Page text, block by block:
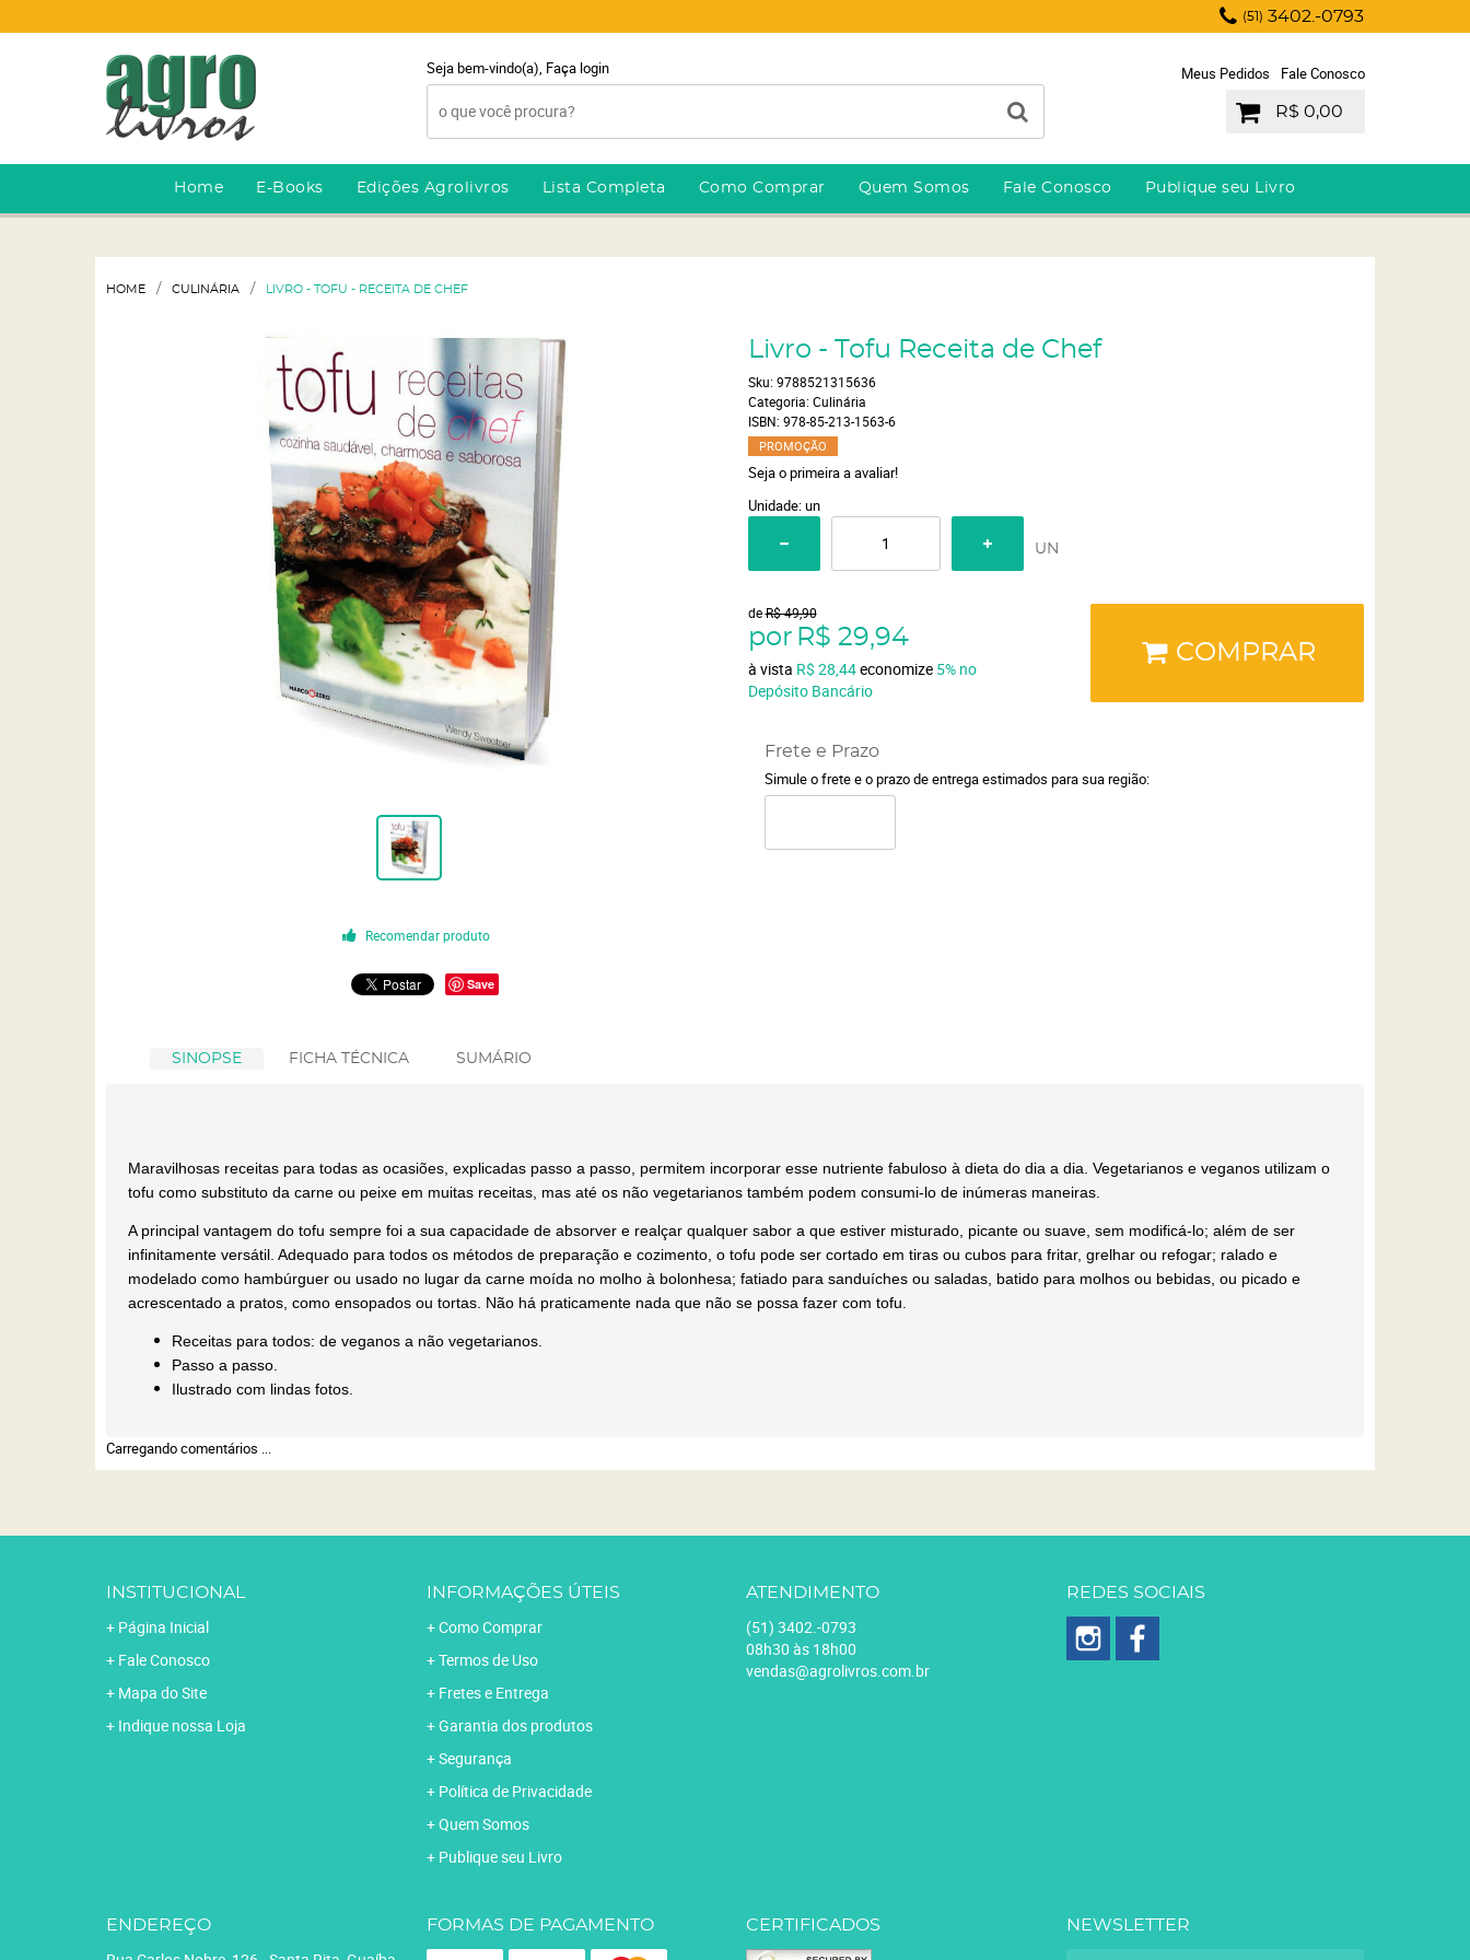
(51) 3402.-0793
Seja bem-vindo(a), Faça login Meus Pedidos Fale Conosco
R$ 0,00
Home E-Books Edições Agrolivros Lista Completa Como Comprar Quem Somos Fale Conosco Publique seu Livro
HOME CULINÁRIA LIVRO - TOFU - RECEITA DE CHEF
Recomendar produto
Save
Livro - Tofu Receita de Chef
Sku: 9788521315636
Categoria: Culinária
ISBN: 978-85-213-1563-6
PROMOÇÃO
Seja o primeira a avaliar!
Unidade: un
UN
deR$ 49,90
por R$ 29,94
à vista R$ 28,44economize 5% no
Depósito Bancário
COMPRAR
Frete e Prazo
Simule o frete e o prazo de entrega estimados para sua região:
SINOPSE FICHA TÉCNICA SUMÁRIO
Maravilhosas receitas para todas as ocasiões, explicadas passo a passo, permitem incorporar esse nutriente fabuloso à dieta do dia a dia. Vegetarianos e veganos utilizam o
tofu como substituto da carne ou peixe em muitas receitas, mas até os não vegetarianos também podem consumi-lo de inúmeras maneiras.
A principal vantagem do tofu sempre foi a sua capacidade de absorver e realçar qualquer sabor a que estiver misturado, picante ou suave, sem modificá-lo; além de ser
infinitamente versátil. Adequado para todos os métodos de preparação e cozimento, o tofu pode ser cortado em tiras ou cubos para fritar, grelhar ou refogar; ralado e
modelado como hambúrguer ou usado no lugar da carne moída no molho à bolonhesa; fatiado para sanduíches ou saladas, batido para molhos ou bebidas, ou picado e
acrescentado a pratos, como ensopados ou tortas. Não há praticamente nada que não se possa fazer com tofu.
Receitas para todos: de veganos a não vegetarianos.
Passo a passo.
Ilustrado com lindas fotos.
Carregando comentários ...
INSTITUCIONAL
Página Inicial
Fale Conosco
Mapa do Site
Indique nossa Loja
INFORMAÇÕES ÚTEIS
Como Comprar
Termos de Uso
Fretes e Entrega
Garantia dos produtos
Segurança
Política de Privacidade
Quem Somos
Publique seu Livro
ATENDIMENTO
(51) 3402.-0793
08h30 às 18h00
vendas@agrolivros.com.br
REDES SOCIAIS
ENDEREÇO FORMAS DE PAGAMENTO CERTIFICADOS NEWSLETTER